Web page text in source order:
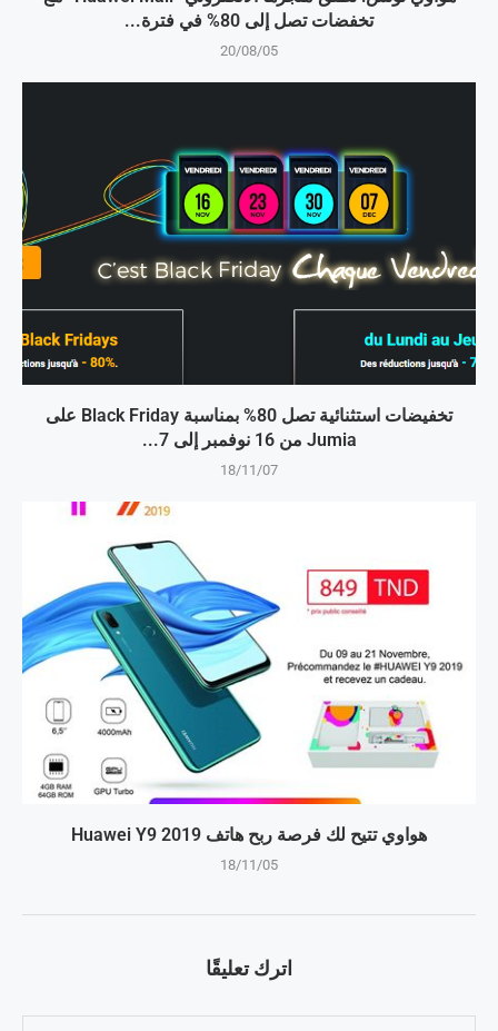
تخفضات تصل إلى 80% في فترة...
20/08/05
تخفيضات استثنائية تصل 80% بمناسبة Black Friday على
Jumia من 16 نوفمبر إلى 7...
18/11/07
هواوي تتيح لك فرصة ربح هاتف Huawei Y9 2019
18/11/05
اترك تعليقًا